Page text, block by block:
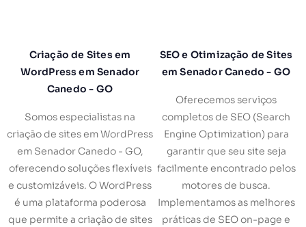
Criação de Sites em
WordPress em Senador
Canedo - GO
Somos especialistas na
criação de sites em WordPress
em Senador Canedo - GO,
oferecendo soluções flexíveis
e customizáveis. O WordPress
é uma plataforma poderosa
que permite a criação de sites
SEO e Otimização de Sites
em Senador Canedo - GO
Oferecemos serviços
completos de SEO (Search
Engine Optimization) para
garantir que seu site seja
facilmente encontrado pelos
motores de busca.
Implementamos as melhores
práticas de SEO on-page e